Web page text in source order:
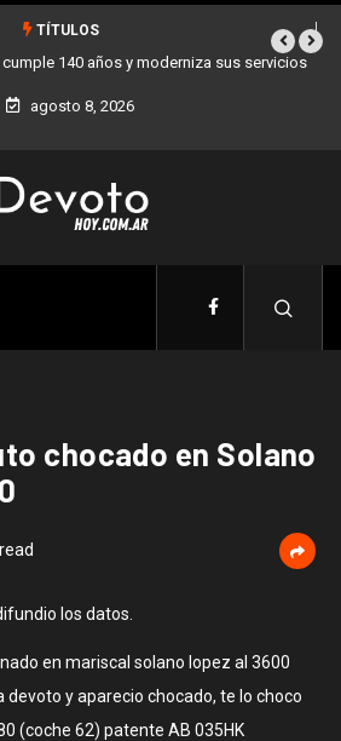
TÍTULOS
140 años y moderniza sus servicios
agosto 8, 2026
chocado en Solano
los datos.
en mariscal solano lopez al 3600
y aparecio chocado, te lo choco
(coche 62) patente AB 035HK